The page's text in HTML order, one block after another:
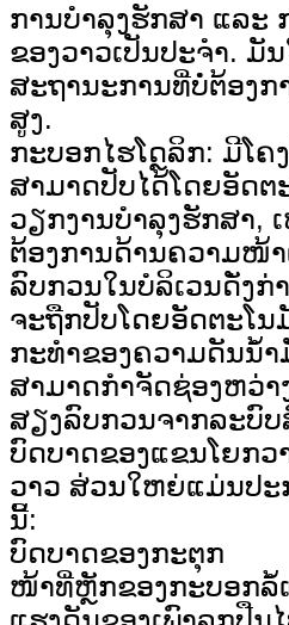
ການບຳລຸງຮັກສາ ແລະ
ຂອງວາວເປັນປະຈຳ. ມັ
ສະຖານະການທີ່ບໍ່ຕ້ອງກ
ສູງ.
ກະບອກໄຮໂດຼລິກ: ມີໂຄ
ສາມາດປັບໄດ້ໂດຍອັດ
ວຽກງານບຳລຸງຮັກສາ,
ຕ້ອງການດ້ານຄວາມໜ້
ລົບກວນໃນບໍລິເວນດັ່ງກ່
ຈະຖືກປັບໂດຍອັດຕະໂ
ກະທຳຂອງຄວາມດັນນ້ຳ
ສາມາດກຳຈັດຊ່ອງຫວ່
ສຽງລົບກວນຈາກລະບົບ
ບົດບາດຂອງແຂນໂຍກວ
ວາວ ສ່ວນໃຫຍ່ແມ່ນປ
ນີ້:
ບົດບາດຂອງກະຕຸກ
ໜ້າທີ່ຫຼັກຂອງກະບອກລໍ້